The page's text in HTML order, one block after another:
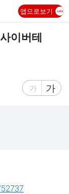
앱으로보기
이버테
글
가
글
자
가